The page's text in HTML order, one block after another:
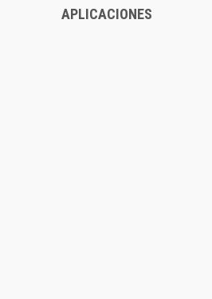
APLICACIONES